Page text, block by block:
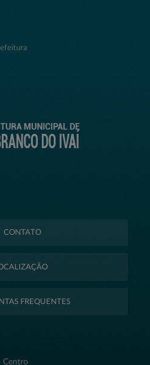
CONTATO
FREQUENTES
Centro